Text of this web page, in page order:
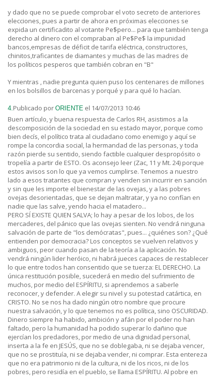
y dado que no se puede comprobar el voto secreto de anteriores
elecciones, pues a partir de ahora en próximas elecciones se
expida un certificadito al votante Pe$pero... para que también tenga
derecho al dinero con el compraban al Pe$Pe$ la impunidad
bancos,empresas de déficit de tarifa eléctrica, constructores,
chinitos,traficantes de diamantes y muchas de las madres de
los políticos pesperos que también cobran en "B"
Y mientras , nadie pregunta quien puso los centenares de millones
en los bolsillos de barcenas y porqué y para qué lo hacían.
4.Publicado por ORIENTE el 14/07/2013 10:46
Buen artículo, y buena respuesta de Carlos RH, asistimos a la
descomposición de la sociedad en su estado mayor, porque como
bien decís, el político trata al ciudadano como enemigo y aquí se
rompe la concordia social, la hermandad de las personas, y toda
razón pierde su sentido, siendo factible cualquier despropósito o
tropelía a partir de ESTO. Os aconsejo leer (Zac, 11 y Mt. 24) porque
estos avisos son lo que ya vemos cumplirse. Tenemos a nuestro
lado a esos tratantes que compran y venden sin incurrir en sanción
y sin que les importe el bienestar de las ovejas, y a las pobres
ovejas desorientadas, que se dejan maltratar, y ya no confían en
nadie que las salve, yendo hacia el matadero...
PERO SÍ EXISTE QUIEN SALVA; lo hay a pesar de los lobos, de los
mercaderes, del pánico que las ovejas sienten. No vendrá ninguna
salvación de parte de "los demócratas", pues... ¿quiénes son? ¿Qué
entienden por democracia? Los conceptos se vuelven relativos y
ambiguos, peor cuando pasan de la teoría a la aplicación. No
vendrá ningún lider heróico, ni habrá jueces capaces de restablecer
lo que entre todos han consentido que se tuerza: EL DERECHO. La
única restitución posible, sucederá en medio del sufrimiento de
muchos, por medio del ESPÍRITU, si aprendemos a saberle
reconocer, y defender. A elegir su nivel y su potestad catártica, en
CRISTO. No se nos ha dado ningún otro nombre que procure
nuestra salvación, y lo que tenemos no es política, sino OSCURIDAD.
Dinero siempre ha habido, ambición y afán por el poder no han
faltado, pero la humanidad ha podido superar lo dañino que
ejercían los predadores, por medio de una dignidad personal,
inserta a la fe en JESÚS, que no se doblegaba, ni se dejaba vencer,
que no se prostituía, ni se dejaba vender, ni comprar. Esta entereza
que no era patrimonio ni de la cultura, ni de los ricos, ni de los
pobres, pero residía en el pueblo, se llama ESPÍRITU. Al pobre en